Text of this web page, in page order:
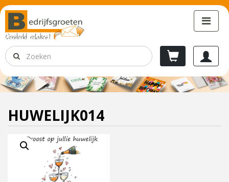
HUWELIJK014